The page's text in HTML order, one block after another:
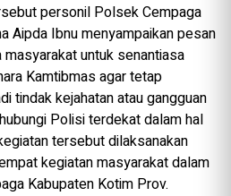
personil Polsek Cempaga
Aipda Ibnu menyampaikan pesan
untuk senantiasa
Kamtibmas agar tetap
tindak kejahatan atau gangguan
Polisi terdekat dalam hal
tersebut dilaksanakan
kegiatan masyarakat dalam
Kabupaten Kotim Prov.